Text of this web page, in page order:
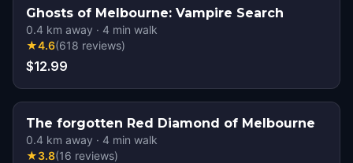
Ghosts of Melbourne: Vampire Search
0.4 km away · 4 min walk
★4.6(618 reviews)
$12.99
The forgotten Red Diamond of Melbourne
0.4 km away · 4 min walk
★3.8(16 reviews)